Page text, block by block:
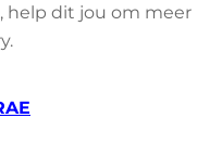
help dit jou om meer